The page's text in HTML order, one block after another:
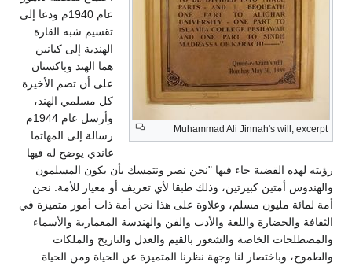
Muhammad Ali Jinnah's will, excerpt
عام 1940م ودعا إلى
تقسيم شبه القارة
الهندية إلى كيانين
هما الهند وباكستان
على أن تضم الأخيرة
كل مسلمي الهند،
وأرسل عام 1944م
رسالة إلى المهاتما
غاندي يوضح له فيها
رؤيته لهذه القضية جاء فيها "نحن نصر ونتمسك بأن يكون المسلمون
والهندوس أمتين كبيرتين، وذلك طبقا لأي تعريف أو معيار للأمة. نحن
أمة لمائة مليون مسلم، وعلاوة على هذا نحن أمة ذات أمور متميزة في
الثقافة والحضارة واللغة والأدب والفن والهندسة المعمارية والأسماء
والمصطلحات الخاصة والشعور بالقيم والعدل والتاريخ والملكات
والطموح، وباختصار لنا وجهة نظرنا المتميزة عن الحياة ومن الحياة.